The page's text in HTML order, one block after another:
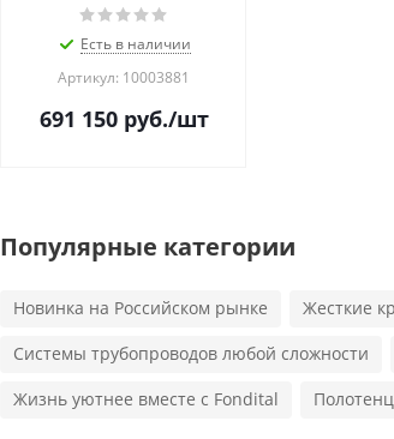
Есть в наличии
Артикул: 10003881
691 150руб./шт
Популярные категории
Новинка на Российском рынке Жесткие
Системы трубопроводов любой сложности
Жизнь уютнее вместе с Fondital